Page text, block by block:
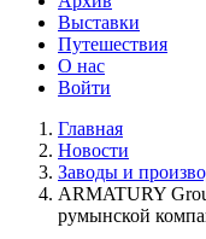
Выставки
Путешествия
О нас
Войти
Главная
Новости
Заводы и
ARMATURY
румынской